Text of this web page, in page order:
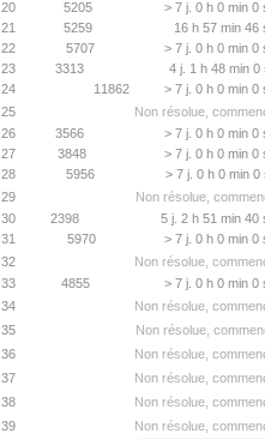
20
5205
> 7 j. 0 h 0 min 0
21
5259
16 h 57 min 46
22
5707
> 7 j. 0 h 0 min 0
23
3313
4 j. 1 h 48 min 0
24
11862
> 7 j. 0 h 0 min 0
25
Non résolue,
26
3566
> 7 j. 0 h 0 min 0
27
3848
> 7 j. 0 h 0 min 0
28
5956
> 7 j. 0 h 0 min 0
29
Non résolue,
30
2398
5 j. 2 h 51 min 40
31
5970
> 7 j. 0 h 0 min 0
32
Non résolue,
33
4855
> 7 j. 0 h 0 min 0
34
Non résolue,
35
Non résolue,
36
Non résolue,
37
Non résolue,
38
Non résolue,
39
Non résolue,